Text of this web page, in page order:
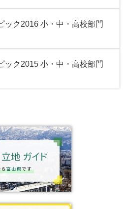
ック2016 小・中・高校部門
ック2015 小・中・高校部門